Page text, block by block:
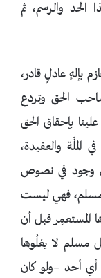
والرسم، ثم
بإلهٍ عادلٍ قادر،
الحق وتردع
بإحقاق الحق
الملَّة والعقيدة،
وجود في نصوص
مسلم، فهي ليست
المستعمِر قبل أن
مسلم لا يعْلُوها
أي أحد –ولو كان